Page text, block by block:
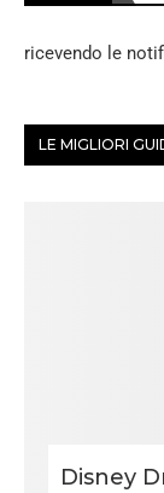
ricevendo le
LE MIGLIORI
Disney